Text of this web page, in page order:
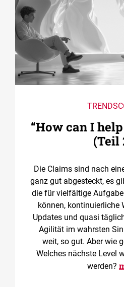
“How can I
(Teil
Die Claims sind nach
ganz gut abgesteckt, es
die für vielfältige
können, kontinuierliche
Updates und quasi
Agilität im wahrsten
weit, so gut. Aber wie
Welches nächste Level
werden?